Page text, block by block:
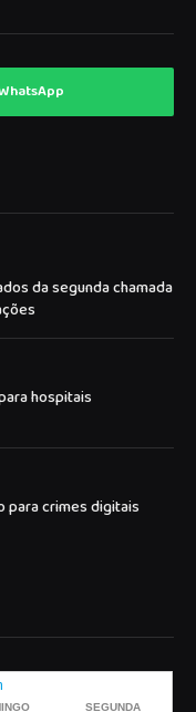
da segunda chamada
hospitais
para crimes digitais